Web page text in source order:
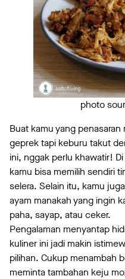
photo
Buat kamu yang
geprek tapi keburu takut
ini, nggak perlu khawatir!
kamu bisa memilih sendiri
selera. Selain itu, kamu
ayam manakah yang ingin
paha, sayap, atau ceker.
Pengalaman menyantap
kuliner ini jadi makin
pilihan. Cukup menambah
meminta tambahan keju